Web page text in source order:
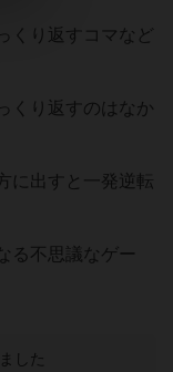
くり返すコマなど
くり返すのはなか
に出すと一発逆転
る不思議なゲー
した